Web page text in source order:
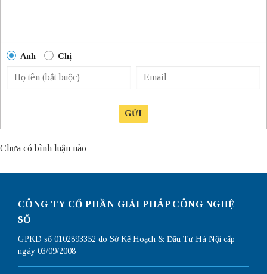
Anh Chị
GỬI
Chưa có bình luận nào
CÔNG TY CỔ PHẦN GIẢI PHÁP CÔNG NGHỆ
SỐ
GPKD số 0102893352 do Sở Kế Hoạch & Đầu Tư Hà Nội cấp
ngày 03/09/2008